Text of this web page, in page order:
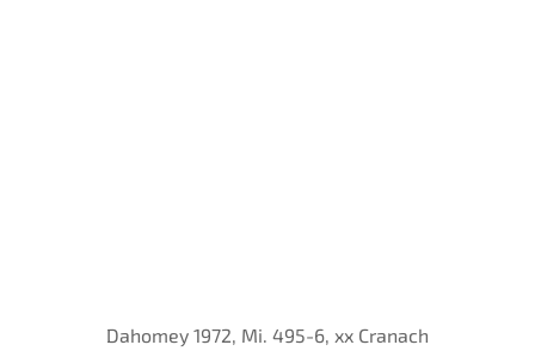
Dahomey 1972, Mi. 495-6, xx Cranach